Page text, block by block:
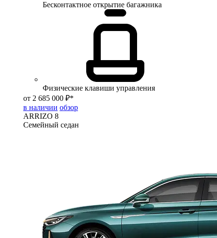
Бесконтактное открытие багажника
Физические клавиши управления
от 2 685 000 ₽*
в наличии обзор
ARRIZO 8
Семейный седан